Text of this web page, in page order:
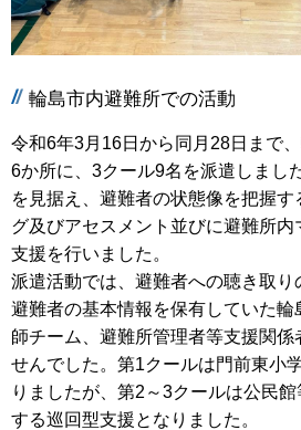
輪島市内避難所での活動
令和6年3月16日から同月28日まで
6か所に、3クール9名を派遣しまし
を見据え、避難者の状態像を把握
グ及びアセスメント並びに避難所
支援を行いました。
派遣活動では、避難者への聴き取り
避難者の基本情報を保有していた
師チーム、避難所管理者等支援関係
せんでした。第1クールは門前東小
りましたが、第2～3クールは公民
する巡回型支援となりました。